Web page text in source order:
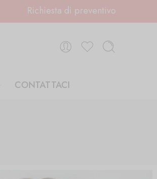
Richiesta di preventivo
CONTATTACI